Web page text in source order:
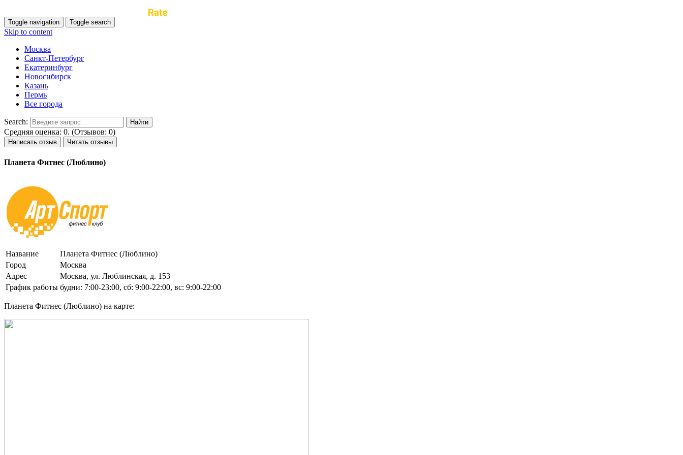
Toggle navigation Toggle search
Skip to content
Москва
Санкт-Петербург
Екатеринбург
Новосибирск
Казань
Пермь
Все города
Search:
Средняя оценка: 0. (Отзывов: 0)
Написать отзыв Читать отзывы
Планета Фитнес (Люблино)
Название
Планета Фитнес (Люблино)
Город
Москва
Адрес
Москва, ул. Люблинская, д. 153
График работы будни: 7:00-23:00, сб: 9:00-22:00, вс: 9:00-22:00
Планета Фитнес (Люблино) на карте: